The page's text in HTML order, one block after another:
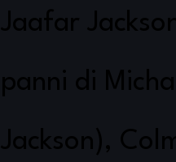
Jaafar
panni di
Jackson),